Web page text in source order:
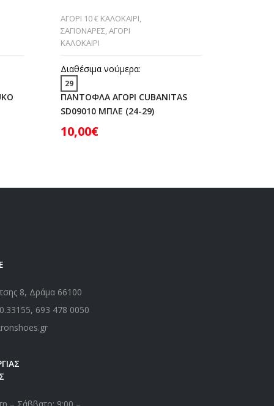
ΑΓΟΡΙ 10 € ΚΑΛΟΚΑΙΡΙ,
ΣΑΓΙΟΝΑΡΕΣ,ΑΓΟΡΙ
ΚΑΛΟΚΑΙΡΙ
Διαθέσιμα νούμερα:
29
ΠΑΝΤΟΦΛΑ ΑΓΟΡΙ CUBANITAS
SD09010 ΜΠΛΕ (24-29)
10,00€
8, Δράμα 66100
, 693 478 0050